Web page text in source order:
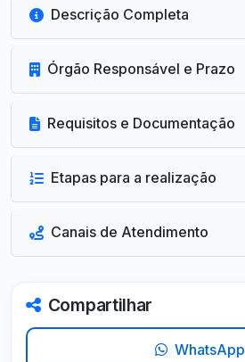
Descrição Completa
Órgão Responsável e Prazo
Requisitos e Documentação
Etapas para a realização
Canais de Atendimento
Compartilhar
WhatsApp